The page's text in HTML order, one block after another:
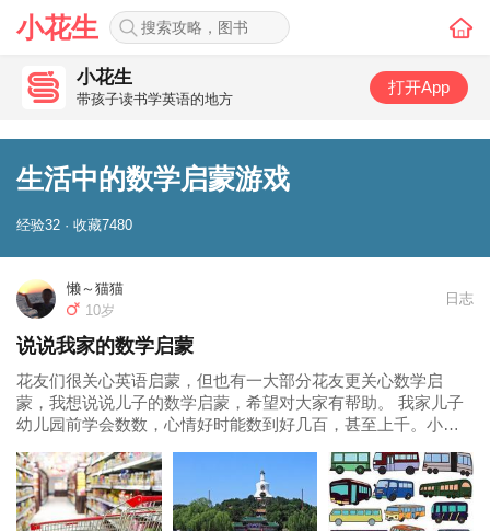
小花生
小花生
带孩子读书学英语的地方
打开App
生活中的数学启蒙游戏
经验32 · 收藏7480
懒～猫猫
10岁
日志
说说我家的数学启蒙
花友们很关心英语启蒙，但也有一大部分花友更关心数学启
蒙，我想说说儿子的数学启蒙，希望对大家有帮助。 我家儿子
幼儿园前学会数数，心情好时能数到好几百，甚至上千。小学